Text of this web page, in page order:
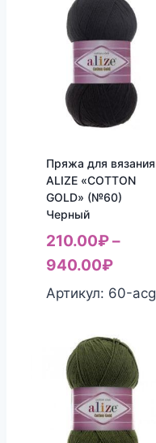
Пряжа для вязания
ALIZE «COTTON
GOLD» (№60)
Черный
210.00₽–
940.00₽
Артикул: 60-acg